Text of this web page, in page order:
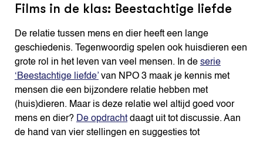
Films in de klas: Beestachtige liefde
De relatie tussen mens en dier heeft een lange
geschiedenis. Tegenwoordig spelen ook huisdieren een
grote rol in het leven van veel mensen. In de serie
‘Beestachtige liefde’van NPO 3 maak je kennis met
mensen die een bijzondere relatie hebben met
(huis)dieren. Maar is deze relatie wel altijd goed voor
mens en dier? De opdrachtdaagt uit tot discussie. Aan
de hand van vier stellingen en suggesties tot